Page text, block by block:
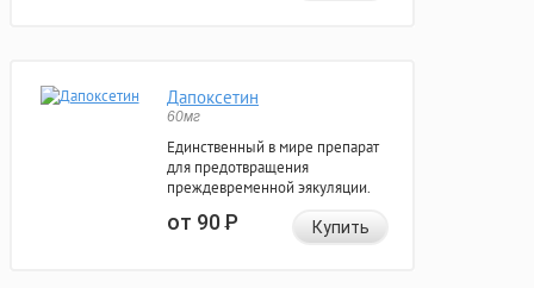
Дапоксетин
60мг
Единственный в мире препарат
для предотвращения
преждевременной эякуляции.
от 90Р Купить